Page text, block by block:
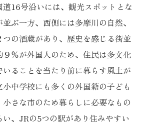
16号沿いには、観光スポットとな
ぶ一方、西側には多摩川の自然、
の酒蔵があり、歴史を感じる街並
％が外国人のため、住民は多文化
ることを当たり前に暮らす風土が
中学校にも多くの外国籍の子ども
さな市のため暮らしに必要なもの
、JRの5つの駅があり住みやすい